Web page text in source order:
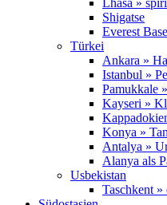
Lhasa »
Shigatse
Everest
Türkei
Ankara »
Istanbul »
Pamukkale
Kayseri »
Konya »
Antalya »
Alanya als
Usbekistan
Taschkent »